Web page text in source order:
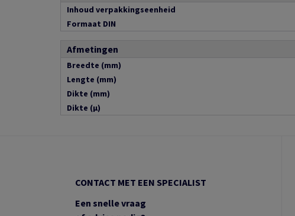
Inhoud verpakkingseenheid
Formaat DIN
Afmetingen
Breedte (mm)
Lengte (mm)
Dikte (mm)
Dikte (µ)
CONTACT MET EEN SPECIALIST
Een snelle vraag